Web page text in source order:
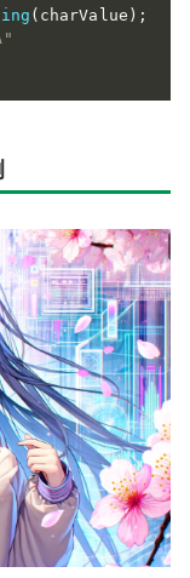
( charValue ) ;